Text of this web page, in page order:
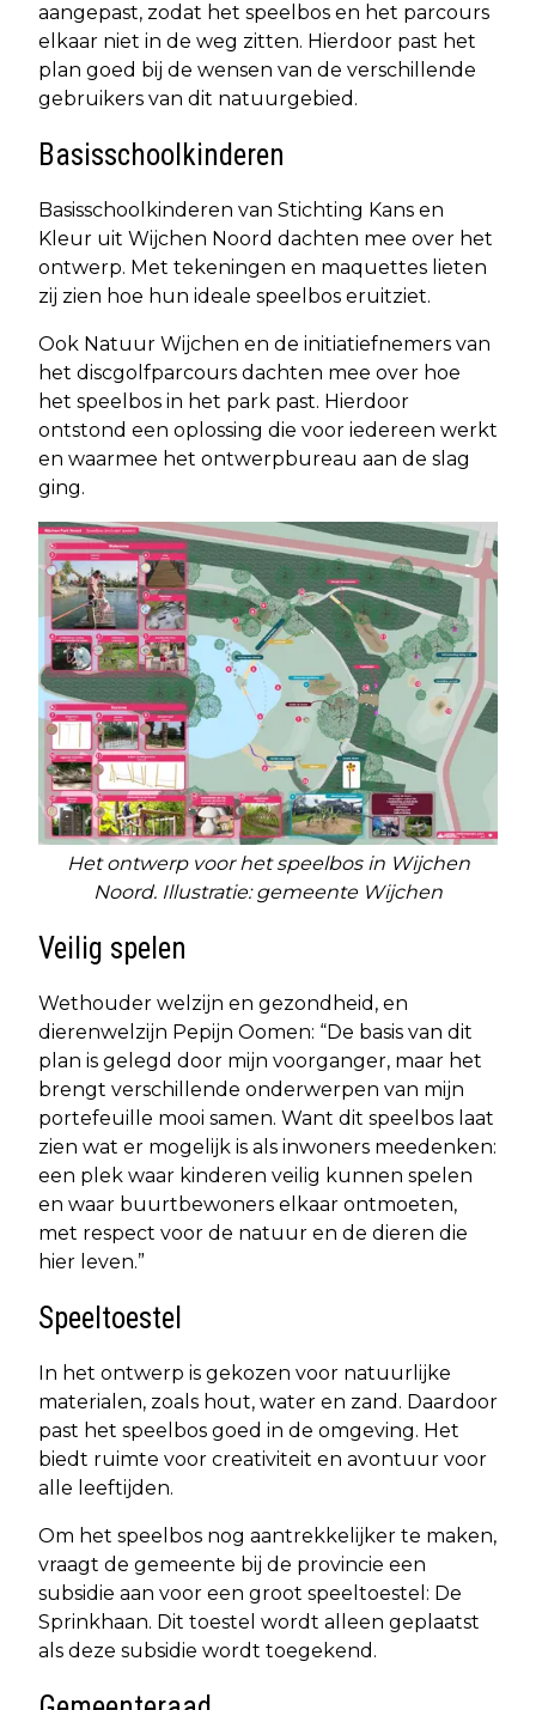
aangepast, zodat het speelbos en het parcours
elkaar niet in de weg zitten. Hierdoor past het
plan goed bij de wensen van de verschillende
gebruikers van dit natuurgebied.
Basisschoolkinderen
Basisschoolkinderen van Stichting Kans en
Kleur uit Wijchen Noord dachten mee over het
ontwerp. Met tekeningen en maquettes lieten
zij zien hoe hun ideale speelbos eruitziet.
Ook Natuur Wijchen en de initiatiefnemers van
het discgolfparcours dachten mee over hoe
het speelbos in het park past. Hierdoor
ontstond een oplossing die voor iedereen werkt
en waarmee het ontwerpbureau aan de slag
ging.
Het ontwerp voor het speelbos in Wijchen
Noord. Illustratie: gemeente Wijchen
Veilig spelen
Wethouder welzijn en gezondheid, en
dierenwelzijn Pepijn Oomen: “De basis van dit
plan is gelegd door mijn voorganger, maar het
brengt verschillende onderwerpen van mijn
portefeuille mooi samen. Want dit speelbos laat
zien wat er mogelijk is als inwoners meedenken:
een plek waar kinderen veilig kunnen spelen
en waar buurtbewoners elkaar ontmoeten,
met respect voor de natuur en de dieren die
hier leven.”
Speeltoestel
In het ontwerp is gekozen voor natuurlijke
materialen, zoals hout, water en zand. Daardoor
past het speelbos goed in de omgeving. Het
biedt ruimte voor creativiteit en avontuur voor
alle leeftijden.
Om het speelbos nog aantrekkelijker te maken,
vraagt de gemeente bij de provincie een
subsidie aan voor een groot speeltoestel: De
Sprinkhaan. Dit toestel wordt alleen geplaatst
als deze subsidie wordt toegekend.